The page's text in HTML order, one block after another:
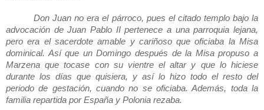
Don Juan no era el párroco, pues el citado templo bajo la
advocación de Juan Pablo II pertenece a una parroquia lejana,
pero era el sacerdote amable y cariñoso que oficiaba la Misa
dominical. Así que un Domingo después de la Misa propuso a
Marzena que tocase con su vientre el altar y que lo hiciese
durante los días que quisiera, y así lo hizo todo el resto del
periodo de gestación, cuando no se oficiaba. Además, toda la
familia repartida por España y Polonia rezaba.